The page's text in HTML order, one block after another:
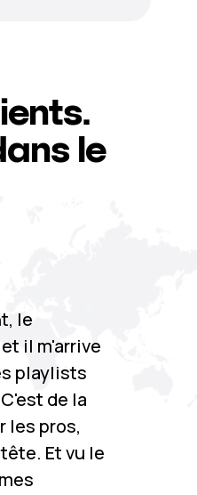
le
il m'arrive
playlists
de la
les pros,
Et vu le
le